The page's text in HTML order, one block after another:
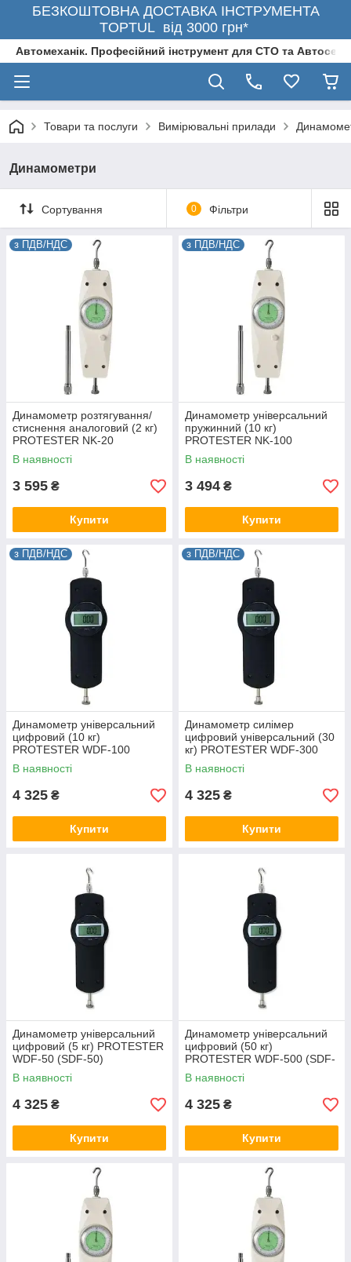
БЕЗКОШТОВНА ДОСТАВКА ІНСТРУМЕНТА
TOPTUL від 3000 грн*
Автомеханік. Професійний інструмент для СТО та
Товари та послуги Вимірювальні прилади
Динамометри
Сортування 0 Фільтри
з ПДВ/НДС
Динамометр розтягування/
стиснення аналоговий (2 кг)
PROTESTER NK-20
В наявності
3 595 ₴
Купити
з ПДВ/НДС
Динамометр універсальний
пружинний (10 кг)
PROTESTER NK-100
В наявності
3 494 ₴
Купити
з ПДВ/НДС
Динамометр універсальний
цифровий (10 кг)
PROTESTER WDF-100
В наявності
4 325 ₴
Купити
з ПДВ/НДС
Динамометр силімер
цифровий універсальний (30
кг) PROTESTER WDF-300
В наявності
4 325 ₴
Купити
Динамометр універсальний
цифровий (5 кг) PROTESTER
WDF-50 (SDF-50)
В наявності
4 325 ₴
Купити
Динамометр універсальний
цифровий (50 кг)
PROTESTER WDF-500 (SDF-
500)
В наявності
4 325 ₴
Купити